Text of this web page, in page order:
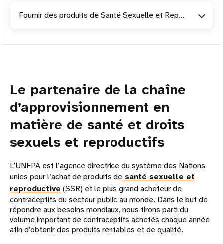
Fournir des produits de Santé Sexuelle et Reproductive
Le partenaire de la chaîne
d’approvisionnement en
matière de santé et droits
sexuels et reproductifs
L’UNFPA est l’agence directrice du système des Nations
unies pour l’achat de produits de santé sexuelle et
reproductive (SSR) et le plus grand acheteur de
contraceptifs du secteur public au monde. Dans le but de
répondre aux besoins mondiaux, nous tirons parti du
volume important de contraceptifs achetés chaque année
afin d’obtenir des produits rentables et de qualité.